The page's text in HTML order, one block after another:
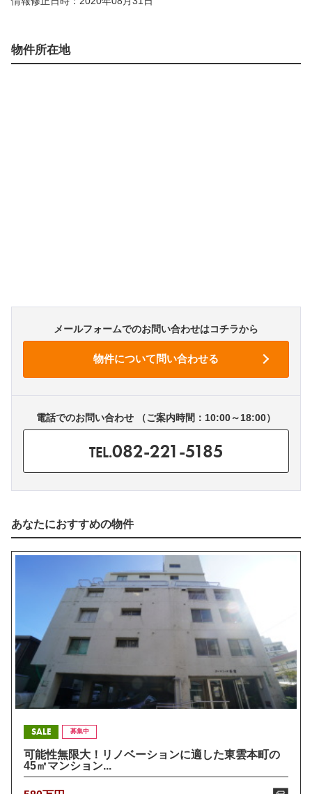
物件所在地
メールフォームでのお問い合わせはコチラから
電話でのお問い合わせ （ご案内時間：10:00～18:00）
TEL.082-221-5185
あなたにおすすめの物件
SALE 募集中
可能性無限大！リノベーションに適した東雲本町の
45㎡マンション...